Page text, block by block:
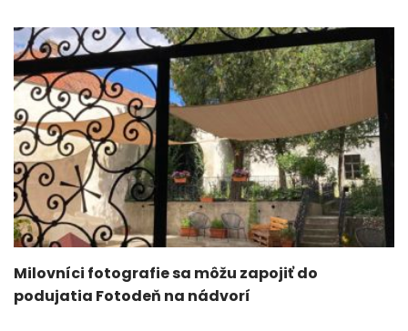
Milovníci fotografie sa môžu zapojiť do
podujatia Fotodeň na nádvorí